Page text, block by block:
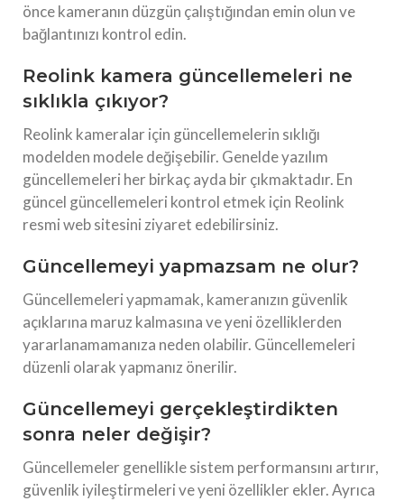
önce kameranın düzgün çalıştığından emin olun ve
bağlantınızı kontrol edin.
Reolink kamera güncellemeleri ne
sıklıkla çıkıyor?
Reolink kameralar için güncellemelerin sıklığı
modelden modele değişebilir. Genelde yazılım
güncellemeleri her birkaç ayda bir çıkmaktadır. En
güncel güncellemeleri kontrol etmek için Reolink
resmi web sitesini ziyaret edebilirsiniz.
Güncellemeyi yapmazsam ne olur?
Güncellemeleri yapmamak, kameranızın güvenlik
açıklarına maruz kalmasına ve yeni özelliklerden
yararlanamamanıza neden olabilir. Güncellemeleri
düzenli olarak yapmanız önerilir.
Güncellemeyi gerçekleştirdikten
sonra neler değişir?
Güncellemeler genellikle sistem performansını artırır,
güvenlik iyileştirmeleri ve yeni özellikler ekler. Ayrıca